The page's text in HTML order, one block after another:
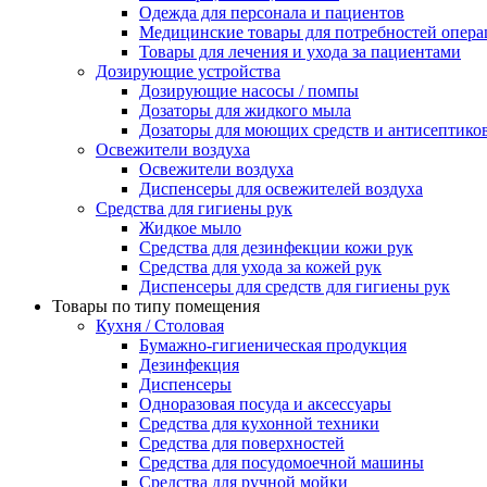
Одежда для персонала и пациентов
Медицинские товары для потребностей
Товары для лечения и ухода за пациентами
Дозирующие устройства
Дозирующие насосы / помпы
Дозаторы для жидкого мыла
Дозаторы для моющих средств и
Освежители воздуха
Освежители воздуха
Диспенсеры для освежителей воздуха
Средства для гигиены рук
Жидкое мыло
Средства для дезинфекции кожи рук
Средства для ухода за кожей рук
Диспенсеры для средств для гигиены рук
Товары по типу помещения
Кухня / Столовая
Бумажно-гигиеническая продукция
Дезинфекция
Диспенсеры
Одноразовая посуда и аксессуары
Средства для кухонной техники
Средства для поверхностей
Средства для посудомоечной машины
Средства для ручной мойки